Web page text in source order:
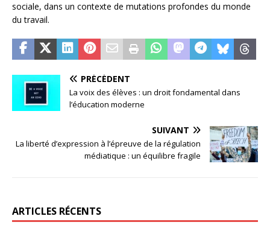
sociale, dans un contexte de mutations profondes du monde
du travail.
PRÉCÉDENT
La voix des élèves : un droit fondamental dans
l’éducation moderne
SUIVANT
La liberté d’expression à l’épreuve de la régulation
médiatique : un équilibre fragile
ARTICLES RÉCENTS